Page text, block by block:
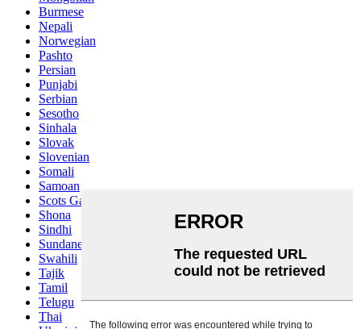
Burmese
Nepali
Norwegian
Pashto
Persian
Punjabi
Serbian
Sesotho
Sinhala
Slovak
Slovenian
Somali
Samoan
Scots Gaelic
Shona
Sindhi
Sundanese
Swahili
Tajik
Tamil
Telugu
Thai